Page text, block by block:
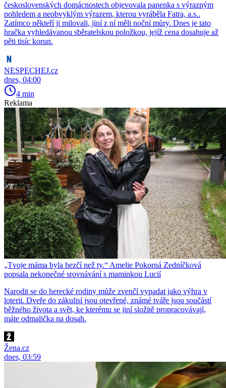
československých domácnostech objevovala panenka s výrazným
pohledem a neobvyklým výrazem, kterou vyráběla Fatra, a.s..
Zatímco někteří ji milovali, jiní z ní měli noční můry. Dnes je tato
hračka vyhledávanou sběratelskou položkou, jejíž cena dosahuje až
pěti tisíc korun.
NESPECHEJ.cz
dnes, 04:00
4 min
Reklama
„Tvoje máma byla hezčí než ty.“ Amelie Pokorná Zedníčková
popsala nekonečné srovnávání s maminkou Lucií
Narodit se do herecké rodiny může zvenčí vypadat jako výhra v
loterii. Dveře do zákulisí jsou otevřené, známé tváře jsou součástí
běžného života a svět, ke kterému se jiní složitě propracovávají,
máte odmalička na dosah.
Žena.cz
dnes, 03:59